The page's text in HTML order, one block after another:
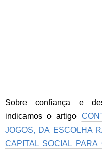
Sobre confiança e
indicamos o artigo
JOGOS, DA ESCOLHA
CAPITAL SOCIAL